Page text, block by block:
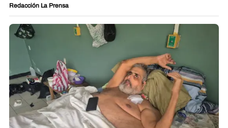
Redacción La Prensa